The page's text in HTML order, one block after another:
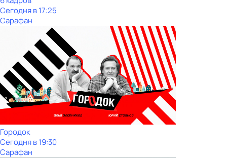
Сегодня в 17:25
Сарафан
Городок
Сегодня в 19:30
Сарафан